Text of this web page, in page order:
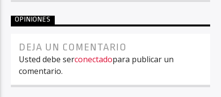
OPINIONES
DEJA UN COMENTARIO
Usted debe serconectadopara publicar un
comentario.